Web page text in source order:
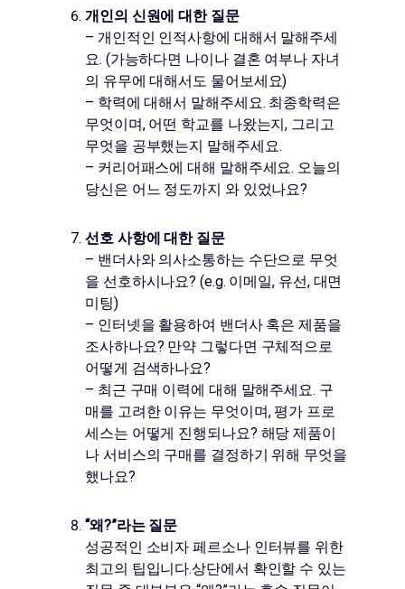
개인의 신원에 대한 질문
– 개인적인 인적사항에 대해서 말해주세
요. (가능하다면 나이나 결혼 여부나 자녀
의 유무에 대해서도 물어보세요)
– 학력에 대해서 말해주세요. 최종학력은
무엇이며, 어떤 학교를 나왔는지, 그리고
무엇을 공부했는지 말해주세요.
– 커리어패스에 대해 말해주세요. 오늘의
당신은 어느 정도까지 와 있었나요?
선호 사항에 대한 질문
– 밴더사와 의사소통하는 수단으로 무엇
을 선호하시나요? (e.g. 이메일, 유선, 대면
미팅)
– 인터넷을 활용하여 밴더사 혹은 제품을
조사하나요? 만약 그렇다면 구체적으로
어떻게 검색하나요?
– 최근 구매 이력에 대해 말해주세요. 구
매를 고려한 이유는 무엇이며, 평가 프로
세스는 어떻게 진행되나요? 해당 제품이
나 서비스의 구매를 결정하기 위해 무엇을
했나요?
“왜?”라는 질문
성공적인 소비자 페르소나 인터뷰를 위한
최고의 팁입니다.상단에서 확인할 수 있는